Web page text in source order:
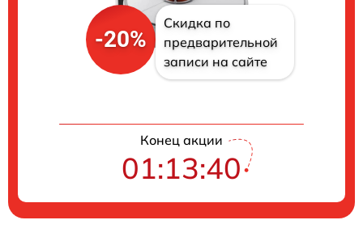
-20%
Скидка по
предварительной
записи на сайте
Конец акции
01:13:39